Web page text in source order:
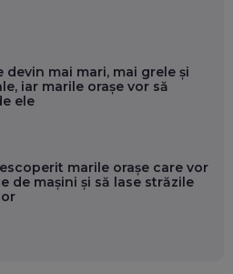
devin mai mari, mai grele și
iar marile orașe vor să
ele
marile orașe care vor
de mașini și să lase străzile